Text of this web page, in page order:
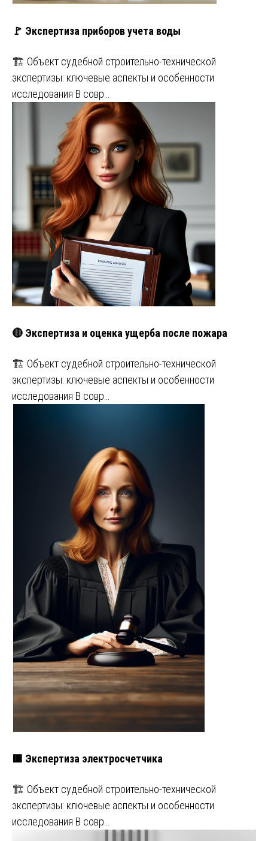
🚩 Экспертиза приборов учета воды
🏗️ Объект судебной строительно-технической
экспертизы: ключевые аспекты и особенности
исследования В совр…
🔴 Экспертиза и оценка ущерба после пожара
🏗️ Объект судебной строительно-технической
экспертизы: ключевые аспекты и особенности
исследования В совр…
🟥 Экспертиза электросчетчика
🏗️ Объект судебной строительно-технической
экспертизы: ключевые аспекты и особенности
исследования В совр…